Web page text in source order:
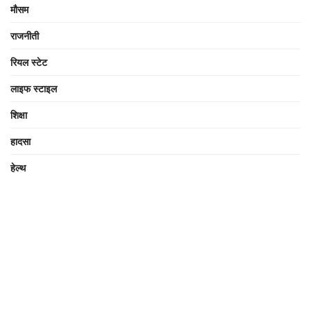
मौसम
राजनीती
रियल स्टेट
लाइफ स्टाइल
शिक्षा
हादसा
हेल्थ